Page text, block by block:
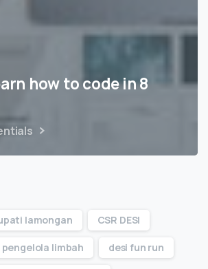
how to code in 8
lamongan CSR DESI
pengelola limbah desi fun run